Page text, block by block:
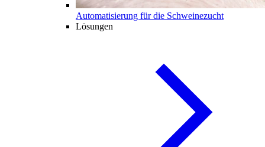
Automatisierung für die Schweinezucht
Lösungen